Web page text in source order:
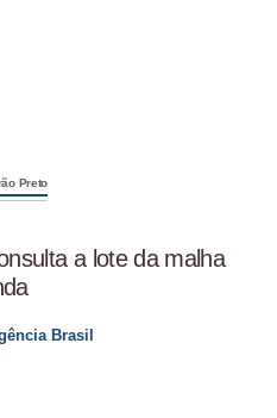
Preto
a lote da malha
Brasil